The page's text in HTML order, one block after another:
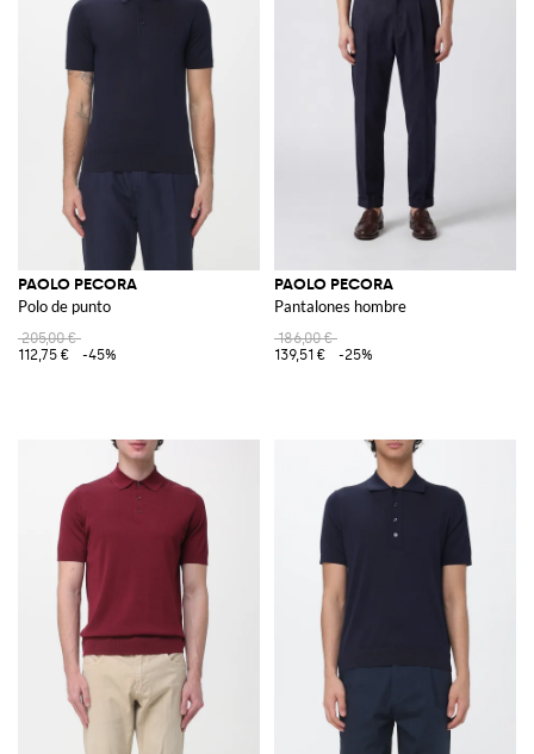
PAOLO PECORA
Polo de punto
205,00 €
112,75 €
-45%
PAOLO PECORA
Pantalones hombre
186,00 €
139,51 €
-25%